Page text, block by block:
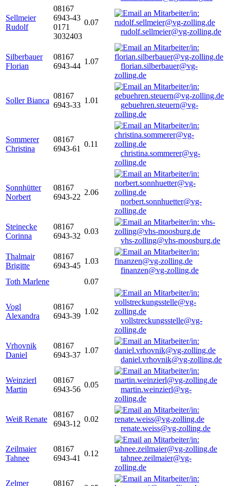
Sellmeier
Rudolf
08167
6943-43
0171
3032403
0.07
rudolf.sellmeier@vg-zolling.de
Silberbauer
Florian
08167
6943-44
1.07
florian.silberbauer@vg-
zolling.de
Soller Bianca
08167
6943-33
1.01
gebuehren.steuern@vg-
zolling.de
Sommerer
Christina
08167
6943-61
0.11
christina.sommerer@vg-
zolling.de
Sonnhütter
Norbert
08167
6943-22
2.06
norbert.sonnhuetter@vg-
zolling.de
Steinecke
Corinna
08167
6943-32
0.03
vhs-zolling@vhs-moosburg.de
Thalmair
Brigitte
08167
6943-45
1.03
finanzen@vg-zolling.de
Toth Marlene
0.07
Vogl
Alexandra
08167
6943-39
1.02
vollstreckungsstelle@vg-
zolling.de
Vrhovnik
Daniel
08167
6943-37
1.07
daniel.vrhovnik@vg-zolling.de
Weinzierl
Martin
08167
6943-56
0.05
martin.weinzierl@vg-
zolling.de
Weiß Renate
08167
6943-12
0.02
renate.weiss@vg-zolling.de
Zeilmaier
Tahnee
08167
6943-41
0.12
tahnee.zeilmaier@vg-
zolling.de
Zelmer
08167